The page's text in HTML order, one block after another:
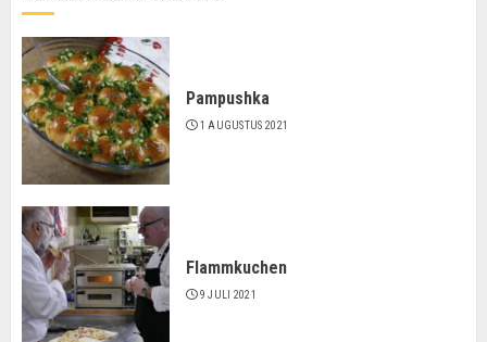
Pampushka
1 AUGUSTUS 2021
Flammkuchen
9 JULI 2021